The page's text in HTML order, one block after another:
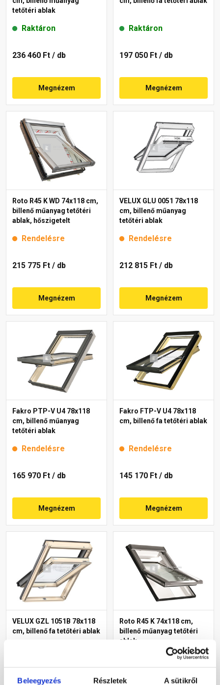
Beleegyezés Részletek A sütikről
tetőtéri ablak
Raktáron
236 460 Ft / db
Megnézem
Raktáron
197 050 Ft / db
Megnézem
Roto R45 K WD 74x118 cm,
billenő műanyag tetőtéri
ablak, hőszigetelt
Rendelésre
215 775 Ft / db
Megnézem
VELUX GLU 0051 78x118
cm, billenő műanyag
tetőtéri ablak
Rendelésre
212 815 Ft / db
Megnézem
Fakro PTP-V U4 78x118
cm, billenő műanyag
tetőtéri ablak
Rendelésre
165 970 Ft / db
Megnézem
Fakro FTP-V U4 78x118
cm, billenő fa tetőtéri ablak
Rendelésre
145 170 Ft / db
Megnézem
VELUX GZL 1051B 78x118
cm, billenő fa tetőtéri ablak
Roto R45 K 74x118 cm,
billenő műanyag tetőtéri
ablak
Rendelésre